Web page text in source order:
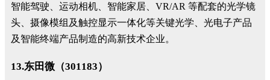
智能驾驶、运动相机、智能家居、VR/AR 等配套的光学镜
头、摄像模组及触控显示一体化等关键光学、光电子产品
及智能终端产品制造的高新技术企业。
13.东田微（301183）